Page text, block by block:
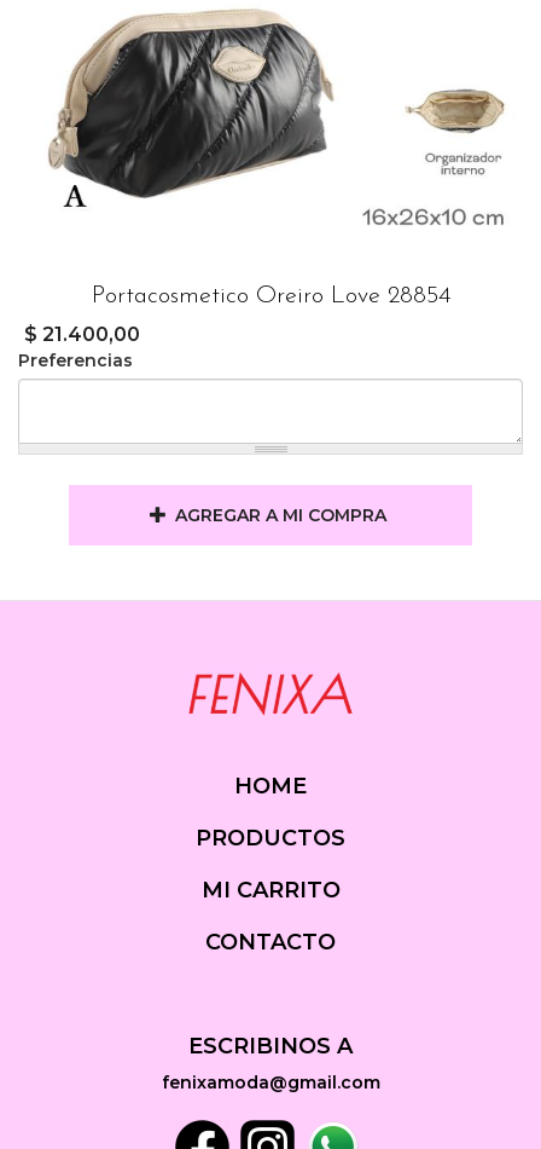
Portacosmetico Oreiro Love 28854
$ 21.400,00
Preferencias
AGREGAR A MI COMPRA
HOME
PRODUCTOS
MI CARRITO
CONTACTO
ESCRIBINOS A
fenixamoda@gmail.com
FacebookInstagramWhatsapp